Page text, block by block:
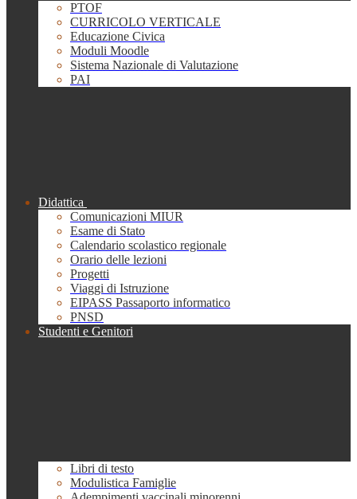
PTOF
CURRICOLO VERTICALE
Educazione Civica
Moduli Moodle
Sistema Nazionale di Valutazione
PAI
Didattica
Comunicazioni MIUR
Esame di Stato
Calendario scolastico regionale
Orario delle lezioni
Progetti
Viaggi di Istruzione
EIPASS Passaporto informatico
PNSD
Studenti e Genitori
Libri di testo
Modulistica Famiglie